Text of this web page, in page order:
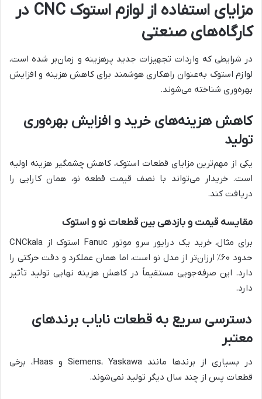
مزایای استفاده از لوازم استوک CNC در
کارگاه‌های صنعتی
در شرایطی که واردات تجهیزات جدید پرهزینه و زمان‌بر شده است،
لوازم استوک به‌عنوان راهکاری هوشمند برای کاهش هزینه و افزایش
بهره‌وری شناخته می‌شوند.
کاهش هزینه‌های خرید و افزایش بهره‌وری
تولید
یکی از مهم‌ترین مزایای قطعات استوک، کاهش چشمگیر هزینه اولیه
است. خریدار می‌تواند با نصف قیمت قطعه نو، همان کارایی را
دریافت کند.
مقایسه قیمت و بازدهی بین قطعات نو و استوک
برای مثال، خرید یک درایور سرو موتور Fanuc استوک از CNCkala
حدود ۶۰٪ ارزان‌تر از مدل نو است، اما همان عملکرد و دقت حرکتی را
دارد. این صرفه‌جویی مستقیماً در کاهش هزینه نهایی تولید تأثیر
دارد.
دسترسی سریع به قطعات نایاب برندهای
معتبر
در بسیاری از برندها مانند Siemens، Yaskawa و Haas، برخی
قطعات پس از چند سال دیگر تولید نمی‌شوند.